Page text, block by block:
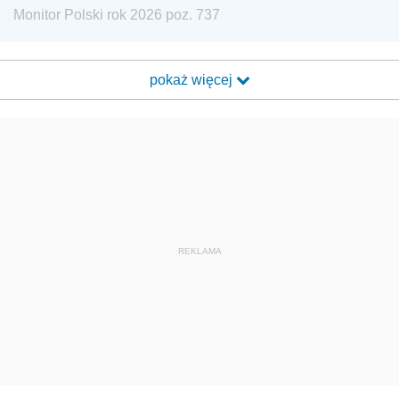
Monitor Polski rok 2026 poz. 737
pokaż więcej
REKLAMA